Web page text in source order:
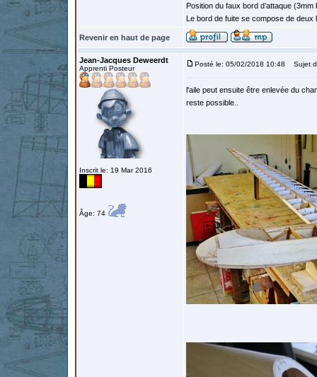
Position du faux bord d’attaque
Le bord de fuite se compose de
Revenir en haut de page
Jean-Jacques Deweerdt
Apprenti Posteur
Inscrit le: 19 Mar 2016
Âge: 74
Posté le: 05/02/2018 10:48 Sujet
l'aile peut ensuite être enlevée du
reste possible..